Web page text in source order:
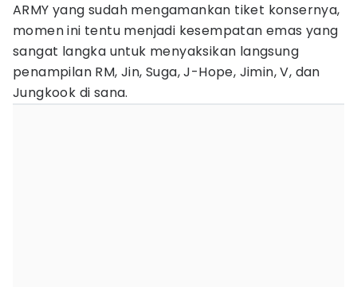
ARMY yang sudah mengamankan tiket konsernya,
momen ini tentu menjadi kesempatan emas yang
sangat langka untuk menyaksikan langsung
penampilan RM, Jin, Suga, J-Hope, Jimin, V, dan
Jungkook di sana.